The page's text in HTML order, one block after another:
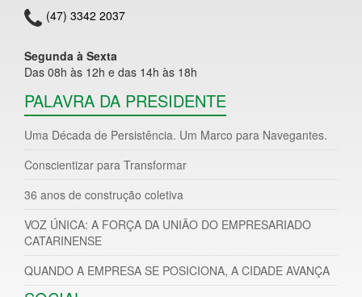
(47) 3342 2037
Segunda à Sexta
Das 08h às 12h e das 14h às 18h
PALAVRA DA PRESIDENTE
Uma Década de Persistência. Um Marco para Navegantes.
Conscientizar para Transformar
36 anos de construção coletiva
VOZ ÚNICA: A FORÇA DA UNIÃO DO EMPRESARIADO
CATARINENSE
QUANDO A EMPRESA SE POSICIONA, A CIDADE AVANÇA